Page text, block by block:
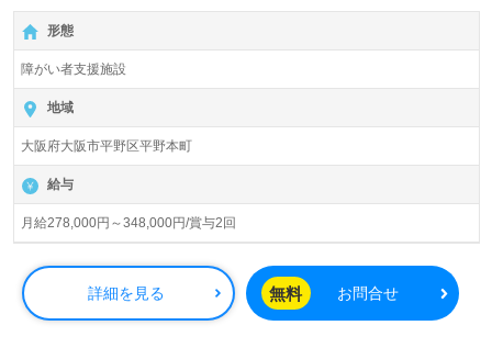
有資格者有資格者＊『平野駅』徒歩4分。
入居定員42名（42室/全室個室）『RE GAIA 平野本町』 エ
ールパートナーズ株式会社（本社：大阪府大阪市）様の運
営です。大阪府、京都府を中心に訪問介護、居宅介護支
援、福祉用具貸与、住宅型老人ホーム『マリアヴィラ』、
障がい者支援『RE GAIA』ブランドを展開されています。
◎幅広い年代層の職員様が活躍中！障がい者福祉で笑顔を
はぐぐむ！ご利用者様の『叶えたい！』をサポートされる
事業所様！◎
看護助手や介護職経験のある方はもちろん、これから介護
職を目指される方も幅広く募集します。障がい福祉支援事
業を通じて、ご利用者様の『いっぽ』に寄り添う事業所様
形態
障がい者支援施設
地域
大阪府大阪市平野区平野本町
給与
月給278,000円～348,000円/賞与2回
詳細を見る 無料 お問合せ